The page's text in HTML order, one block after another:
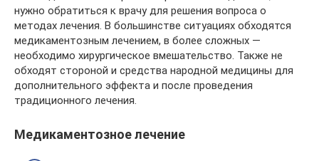
нужно обратиться к врачу для решения вопроса о
методах лечения. В большинстве ситуациях обходятся
медикаментозным лечением, в более сложных —
необходимо хирургическое вмешательство. Также не
обходят стороной и средства народной медицины для
дополнительного эффекта и после проведения
традиционного лечения.
Медикаментозное лечение